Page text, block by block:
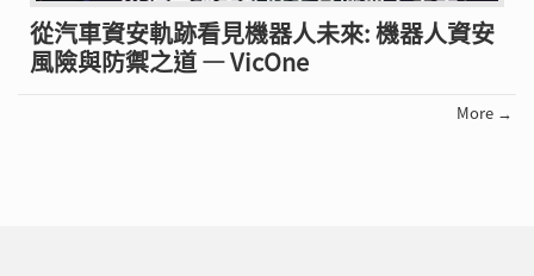
從汽車資安軌跡看見機器人未來: 機器人資安
風險與防禦之道 — VicOne
More →